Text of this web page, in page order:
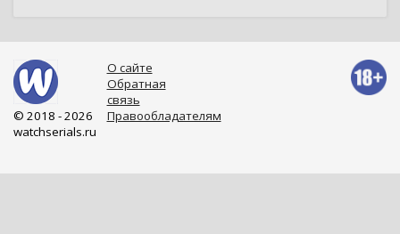
© 2018 - 2026
watchserials.ru
О сайте
Обратная
связь
Правообладателям